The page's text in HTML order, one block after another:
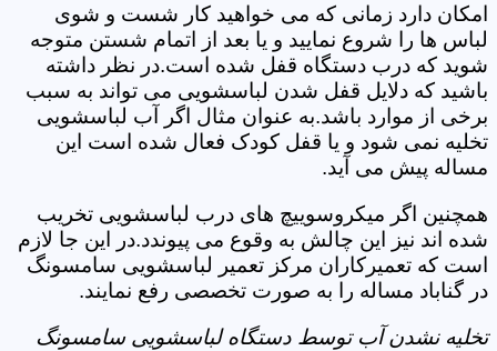
امکان دارد زمانی که می خواهید کار شست و شوی
لباس ها را شروع نمایید و یا بعد از اتمام شستن متوجه
شوید که درب دستگاه قفل شده است.در نظر داشته
باشید که دلایل قفل شدن لباسشویی می تواند به سبب
برخی از موارد باشد.به عنوان مثال اگر آب لباسشویی
تخلیه نمی شود و یا قفل کودک فعال شده است این
مساله پیش می آید.
همچنین اگر میکروسوییچ های درب لباسشویی تخریب
شده اند نیز این چالش به وقوع می پیوندد.در این جا لازم
است که تعمیرکاران مرکز تعمیر لباسشویی سامسونگ
در گناباد مساله را به صورت تخصصی رفع نمایند.
تخلیه نشدن آب توسط دستگاه لباسشویی سامسونگ